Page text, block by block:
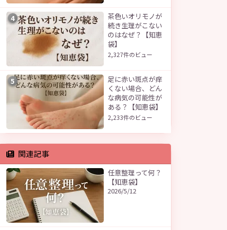
4
茶色いオリモノが
続き生理がこない
のはなぜ？【知恵
袋】
2,327件のビュー
5
足に赤い斑点が痒
くない場合、どん
な病気の可能性が
ある？【知恵袋】
2,233件のビュー
関連記事
任意整理って何？
【知恵袋】
2026/5/12